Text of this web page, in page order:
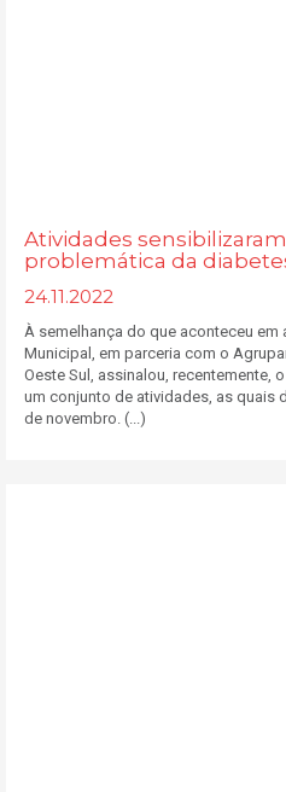
Atividades
problemática da
24.11.2022
À semelhança do que aconteceu em
Municipal, em parceria com o
Oeste Sul, assinalou, recentemente,
um conjunto de atividades, as quais
de novembro. (...)